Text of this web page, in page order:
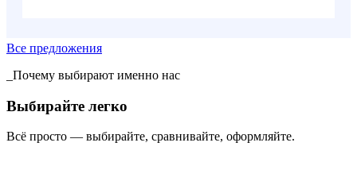
Все предложения
_Почему выбирают именно нас
Выбирайте легко
Всё просто — выбирайте, сравнивайте, оформляйте.